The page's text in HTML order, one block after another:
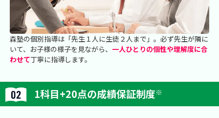
森塾の個別指導は「先生１人に生徒２人まで」。必ず先生が隣に
いて、お子様の様子を見ながら、 一人ひとりの個性や理解度に合
わせて丁寧に指導します。
1科目+20点の成績保証制度※